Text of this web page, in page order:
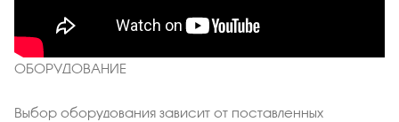
ОБОРУДОВАНИЕ
Выбор оборудования зависит от поставленных